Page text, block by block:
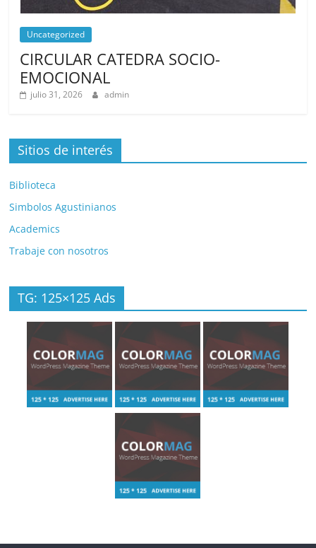
Uncategorized
CIRCULAR CATEDRA SOCIO-
EMOCIONAL
julio 31, 2026 admin
Sitios de interés
Biblioteca
Simbolos Agustinianos
Academics
Trabaje con nosotros
TG: 125×125 Ads